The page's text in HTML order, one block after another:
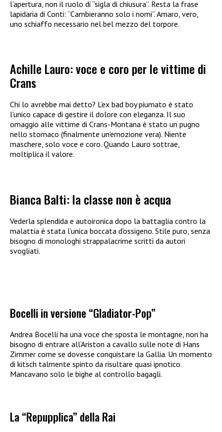
l’apertura, non il ruolo di “sigla di chiusura”. Resta la frase
lapidaria di Conti: “Cambieranno solo i nomi”. Amaro, vero,
uno schiaffo necessario nel bel mezzo del torpore.
Achille Lauro: voce e coro per le vittime di
Crans
Chi lo avrebbe mai detto? L’ex bad boy piumato è stato
l’unico capace di gestire il dolore con eleganza. Il suo
omaggio alle vittime di Crans-Montana è stato un pugno
nello stomaco (finalmente un’emozione vera). Niente
maschere, solo voce e coro. Quando Lauro sottrae,
moltiplica il valore.
Bianca Balti: la classe non è acqua
Vederla splendida e autoironica dopo la battaglia contro la
malattia è stata l’unica boccata d’ossigeno. Stile puro, senza
bisogno di monologhi strappalacrime scritti da autori
svogliati.
Bocelli in versione “Gladiator-Pop”
Andrea Bocelli ha una voce che sposta le montagne, non ha
bisogno di entrare all’Ariston a cavallo sulle note di Hans
Zimmer come se dovesse conquistare la Gallia. Un momento
di kitsch talmente spinto da risultare quasi ipnotico.
Mancavano solo le bighe al controllo bagagli.
La “Repupplica” della Rai